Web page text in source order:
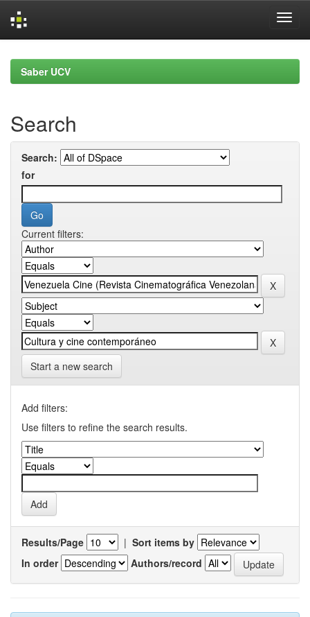
navigationSaber UCV
Search
Search:
for
Current filters:
Start a new search
Add filters:
Use filters to refine the search results.
Results/Page | Sort items by
In order
Authors/record